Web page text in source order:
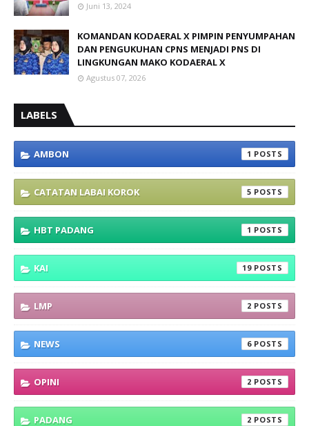
Juni 13, 2024
KOMANDAN KODAERAL X PIMPIN PENYUMPAHAN
DAN PENGUKUHAN CPNS MENJADI PNS DI
LINGKUNGAN MAKO KODAERAL X
Agustus 07, 2026
LABELS
AMBON 1
CATATAN LABAI KOROK 5
HBT PADANG 1
KAI 19
LMP 2
NEWS 6
OPINI 2
PADANG 2